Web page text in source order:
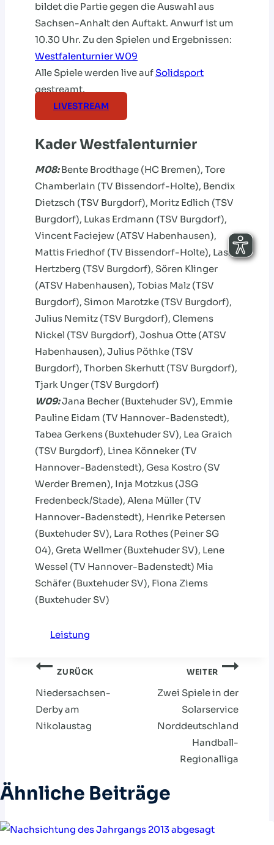
bildet die Partie gegen die Auswahl aus
Sachsen-Anhalt den Auftakt. Anwurf ist um
10.30 Uhr. Zu den Spielen und Ergebnissen:
Westfalenturnier W09
Alle Spiele werden live auf Solidsport
gestreamt.
LIVESTREAM
Kader Westfalenturnier
M08:Bente Brodthage (HC Bremen), Tore
Chamberlain (TV Bissendorf-Holte), Bendix
Dietzsch (TSV Burgdorf), Moritz Edlich (TSV
Burgdorf), Lukas Erdmann (TSV Burgdorf),
Vincent Faciejew (ATSV Habenhausen),
Mattis Friedhof (TV Bissendorf-Holte), Lasse
Hertzberg (TSV Burgdorf), Sören Klinger
(ATSV Habenhausen), Tobias Malz (TSV
Burgdorf), Simon Marotzke (TSV Burgdorf),
Julius Nemitz (TSV Burgdorf), Clemens
Nickel (TSV Burgdorf), Joshua Otte (ATSV
Habenhausen), Julius Pöthke (TSV
Burgdorf), Thorben Skerhutt (TSV Burgdorf),
Tjark Unger (TSV Burgdorf)
W09:Jana Becher (Buxtehuder SV), Emmie
Pauline Eidam (TV Hannover-Badenstedt),
Tabea Gerkens (Buxtehuder SV), Lea Graich
(TSV Burgdorf), Linea Könneker (TV
Hannover-Badenstedt), Gesa Kostro (SV
Werder Bremen), Inja Motzkus (JSG
Fredenbeck/Stade), Alena Müller (TV
Hannover-Badenstedt), Henrike Petersen
(Buxtehuder SV), Lara Rothes (Peiner SG
04), Greta Wellmer (Buxtehuder SV), Lene
Wessel (TV Hannover-Badenstedt) Mia
Schäfer (Buxtehuder SV), Fiona Ziems
(Buxtehuder SV)
Leistung
Beitragsnavigation
ZURÜCK
Niedersachsen-
Derby am
Nikolaustag
WEITER
Zwei Spiele in der
Solarservice
Norddeutschland
Handball-
Regionalliga
Ähnliche Beiträge